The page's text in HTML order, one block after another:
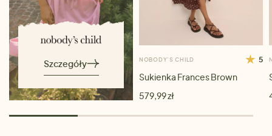
Szczegóły NOBODY’S CHILD 5
Sukienka Frances Brown
579,99 zł